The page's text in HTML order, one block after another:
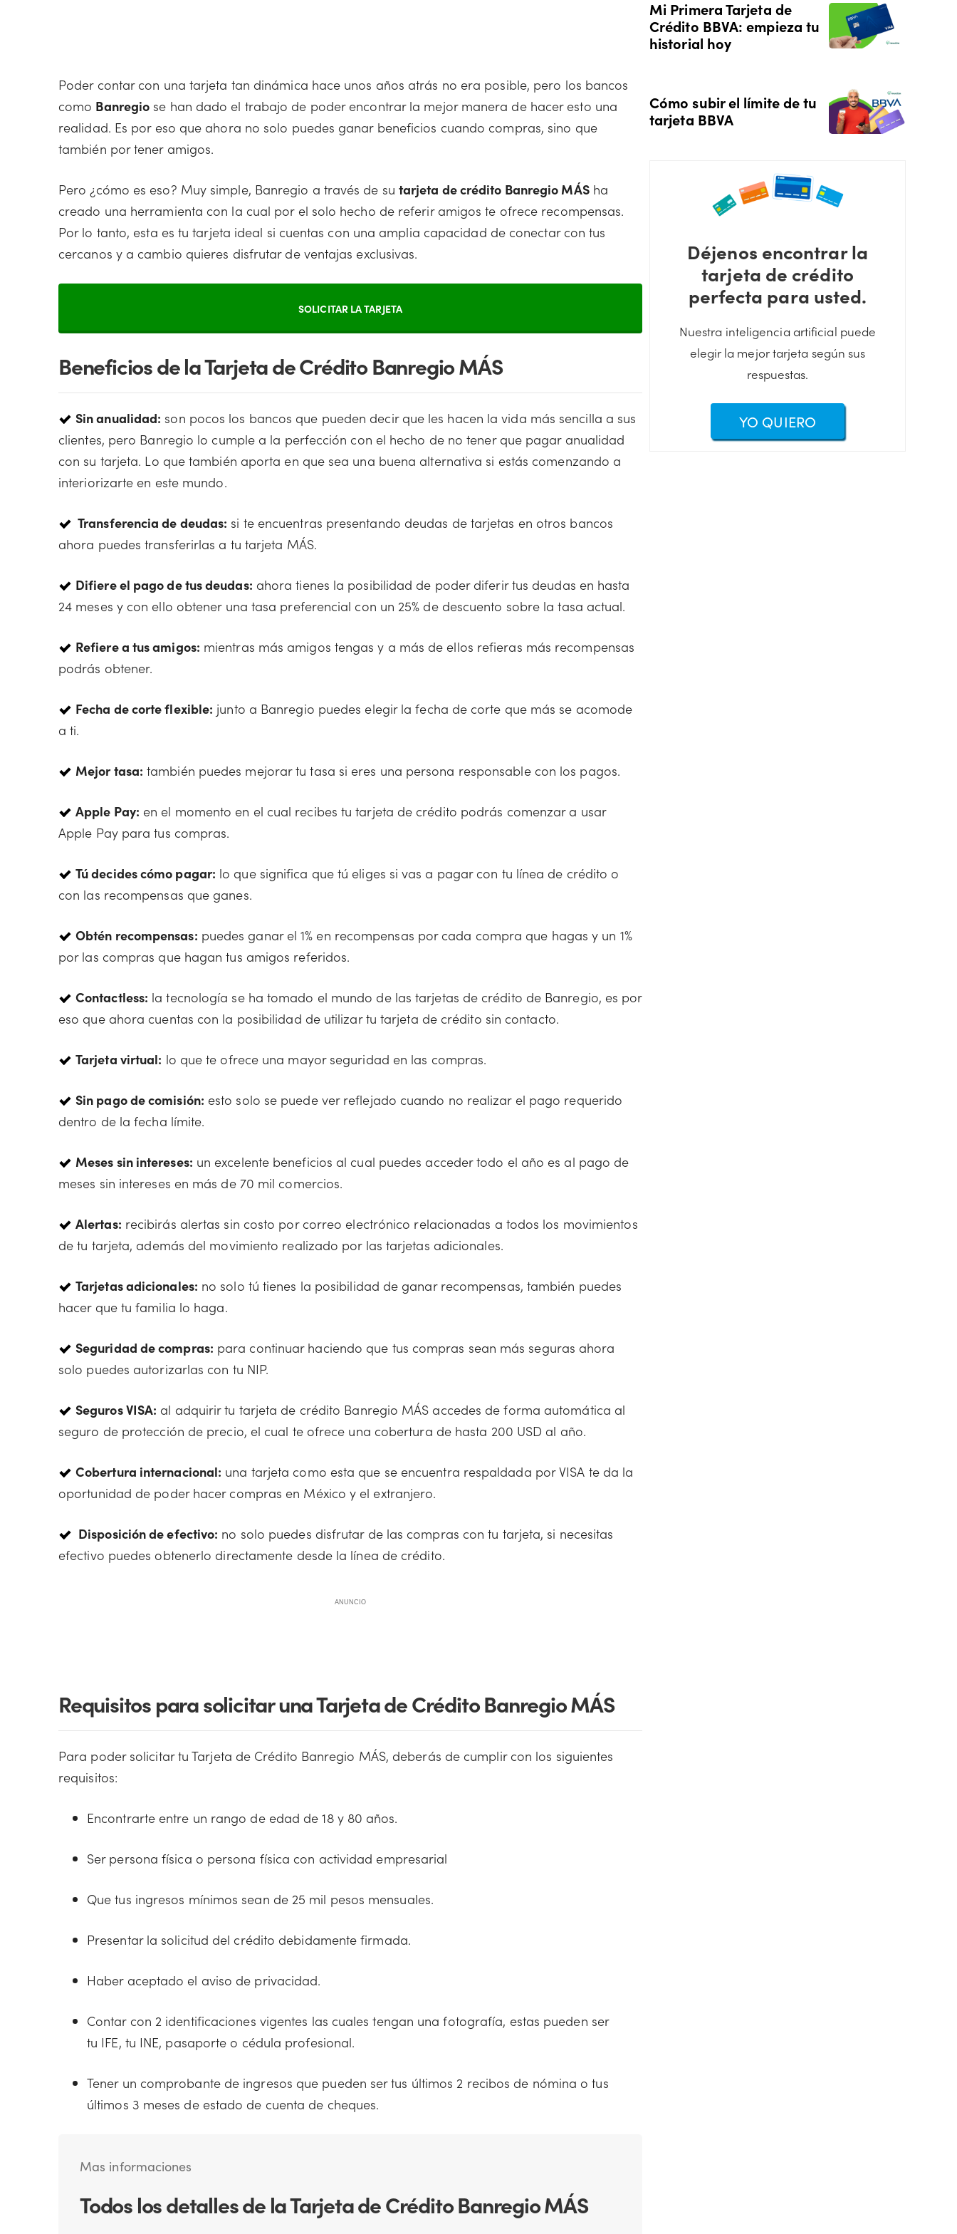
Poder contar con una tarjeta tan dinámica hace unos años atrás no era posible, pero los bancos
como Banregio se han dado el trabajo de poder encontrar la mejor manera de hacer esto una
realidad. Es por eso que ahora no solo puedes ganar beneficios cuando compras, sino que
también por tener amigos.
Pero ¿cómo es eso? Muy simple, Banregio a través de su tarjeta de crédito Banregio MÁSha
creado una herramienta con la cual por el solo hecho de referir amigos te ofrece recompensas.
Por lo tanto, esta es tu tarjeta ideal si cuentas con una amplia capacidad de conectar con tus
cercanos y a cambio quieres disfrutar de ventajas exclusivas.
SOLICITAR LA TARJETA
Beneficios de la Tarjeta de Crédito Banregio MÁS
Sin anualidad: son pocos los bancos que pueden decir que les hacen la vida más sencilla a sus
clientes, pero Banregio lo cumple a la perfección con el hecho de no tener que pagar anualidad
con su tarjeta. Lo que también aporta en que sea una buena alternativa si estás comenzando a
interiorizarte en este mundo.
Transferencia de deudas: si te encuentras presentando deudas de tarjetas en otros bancos
ahora puedes transferirlas a tu tarjeta MÁS.
Difiere el pago de tus deudas: ahora tienes la posibilidad de poder diferir tus deudas en hasta
24 meses y con ello obtener una tasa preferencial con un 25% de descuento sobre la tasa actual.
Refiere a tus amigos: mientras más amigos tengas y a más de ellos refieras más recompensas
podrás obtener.
Fecha de corte flexible: junto a Banregio puedes elegir la fecha de corte que más se acomode
a ti.
Mejor tasa: también puedes mejorar tu tasa si eres una persona responsable con los pagos.
Apple Pay: en el momento en el cual recibes tu tarjeta de crédito podrás comenzar a usar
Apple Pay para tus compras.
Tú decides cómo pagar: lo que significa que tú eliges si vas a pagar con tu línea de crédito o
con las recompensas que ganes.
Obtén recompensas: puedes ganar el 1% en recompensas por cada compra que hagas y un 1%
por las compras que hagan tus amigos referidos.
Contactless: la tecnología se ha tomado el mundo de las tarjetas de crédito de Banregio, es por
eso que ahora cuentas con la posibilidad de utilizar tu tarjeta de crédito sin contacto.
Tarjeta virtual: lo que te ofrece una mayor seguridad en las compras.
Sin pago de comisión: esto solo se puede ver reflejado cuando no realizar el pago requerido
dentro de la fecha límite.
Meses sin intereses: un excelente beneficios al cual puedes acceder todo el año es al pago de
meses sin intereses en más de 70 mil comercios.
Alertas: recibirás alertas sin costo por correo electrónico relacionadas a todos los movimientos
de tu tarjeta, además del movimiento realizado por las tarjetas adicionales.
Tarjetas adicionales: no solo tú tienes la posibilidad de ganar recompensas, también puedes
hacer que tu familia lo haga.
Seguridad de compras: para continuar haciendo que tus compras sean más seguras ahora
solo puedes autorizarlas con tu NIP.
Seguros VISA: al adquirir tu tarjeta de crédito Banregio MÁS accedes de forma automática al
seguro de protección de precio, el cual te ofrece una cobertura de hasta 200 USD al año.
Cobertura internacional: una tarjeta como esta que se encuentra respaldada por VISA te da la
oportunidad de poder hacer compras en México y el extranjero.
Disposición de efectivo: no solo puedes disfrutar de las compras con tu tarjeta, si necesitas
efectivo puedes obtenerlo directamente desde la línea de crédito.
ANUNCIO
Requisitos para solicitar una Tarjeta de Crédito Banregio MÁS
Para poder solicitar tu Tarjeta de Crédito Banregio MÁS, deberás de cumplir con los siguientes
requisitos:
Encontrarte entre un rango de edad de 18 y 80 años.
Ser persona física o persona física con actividad empresarial
Que tus ingresos mínimos sean de 25 mil pesos mensuales.
Presentar la solicitud del crédito debidamente firmada.
Haber aceptado el aviso de privacidad.
Contar con 2 identificaciones vigentes las cuales tengan una fotografía, estas pueden ser
tu IFE, tu INE, pasaporte o cédula profesional.
Tener un comprobante de ingresos que pueden ser tus últimos 2 recibos de nómina o tus
últimos 3 meses de estado de cuenta de cheques.
Mas informaciones
Todos los detalles de la Tarjeta de Crédito Banregio MÁS
Mi Primera Tarjeta de
Crédito BBVA: empieza tu
historial hoy
Cómo subir el límite de tu
tarjeta BBVA
Déjenos encontrar la
tarjeta de crédito
perfecta para usted.
Nuestra inteligencia artificial puede
elegir la mejor tarjeta según sus
respuestas.
YO QUIERO